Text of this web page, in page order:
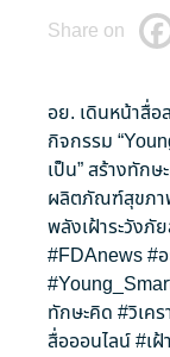
Share on
อย. เดินหน้าสื่
กิจกรรม
เป็น” สร้างทักษ
ผลิตภัณฑ์สุขภา
พลังเฝ้าระวังภั
#FDAnews#
ทักษะคิด #วิเคร
สื่อออนไลน์#เ